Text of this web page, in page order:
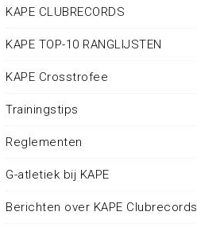
KAPE CLUBRECORDS
KAPE TOP-10 RANGLIJSTEN
KAPE Crosstrofee
Trainingstips
Reglementen
G-atletiek bij KAPE
Berichten over KAPE Clubrecords